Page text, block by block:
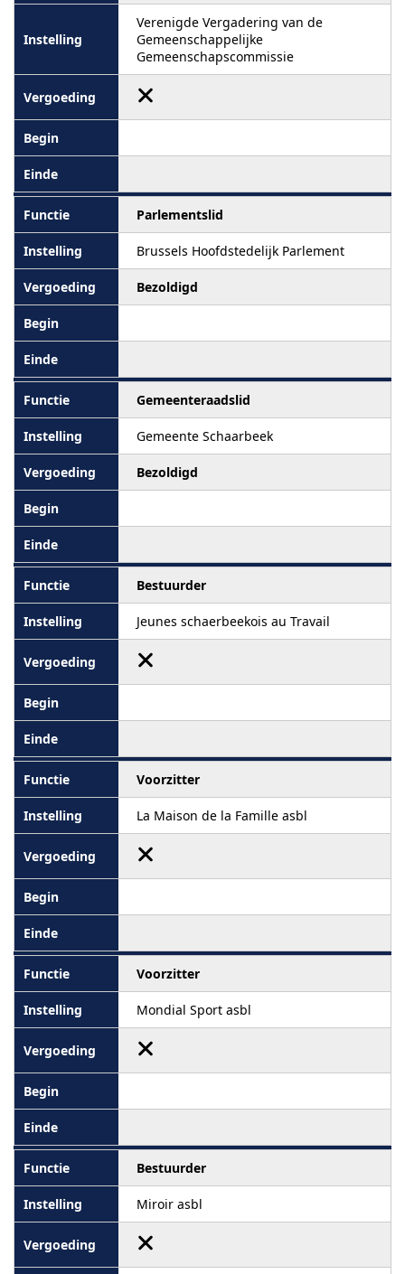
Verenigde Vergadering van de
Gemeenschappelijke
Gemeenschapscommissie
Parlementslid
Brussels Hoofdstedelijk Parlement
Bezoldigd
Gemeenteraadslid
Gemeente Schaarbeek
Bezoldigd
Bestuurder
Jeunes schaerbeekois au Travail
Voorzitter
La Maison de la Famille asbl
Voorzitter
Mondial Sport asbl
Bestuurder
Miroir asbl